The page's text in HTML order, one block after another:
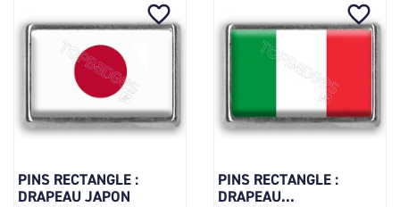
PINS RECTANGLE :
DRAPEAU JAPON
favorite_border
PINS RECTANGLE :
DRAPEAU...
favorite_border